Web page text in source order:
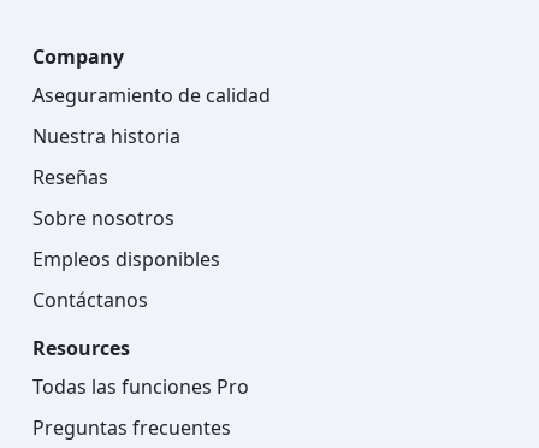
Company
Aseguramiento de calidad
Nuestra historia
Reseñas
Sobre nosotros
Empleos disponibles
Contáctanos
Resources
Todas las funciones Pro
Preguntas frecuentes